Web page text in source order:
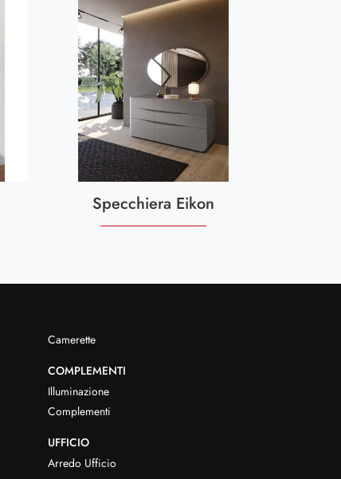
Specchiera Eikon
Camerette
COMPLEMENTI
Illuminazione
Complementi
UFFICIO
Arredo Ufficio